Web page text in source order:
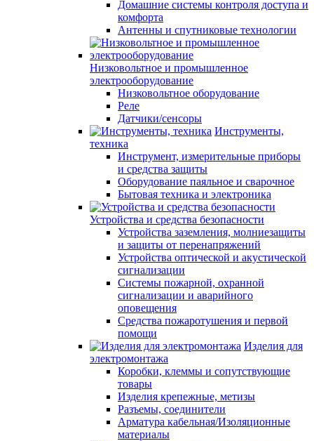
Домашние системы контроля доступа и
комфорта
Антенны и спутниковые технологии
Низковольтное и промышленное
электрооборудование
Низковольтное оборудование
Реле
Датчики/сенсоры
Инструменты,
техника
Инструмент, измерительные приборы
и средства защиты
Оборудование паяльное и сварочное
Бытовая техника и электроника
Устройства и средства безопасности
Устройства заземления, молниезащиты
и защиты от перенапряжений
Устройства оптической и акустической
сигнализации
Системы пожарной, охранной
сигнализации и аварийного
оповещения
Средства пожаротушения и первой
помощи
Изделия для
электромонтажа
Коробки, клеммы и сопутствующие
товары
Изделия крепежные, метизы
Разъемы, соединители
Арматура кабельная/Изоляционные
материалы